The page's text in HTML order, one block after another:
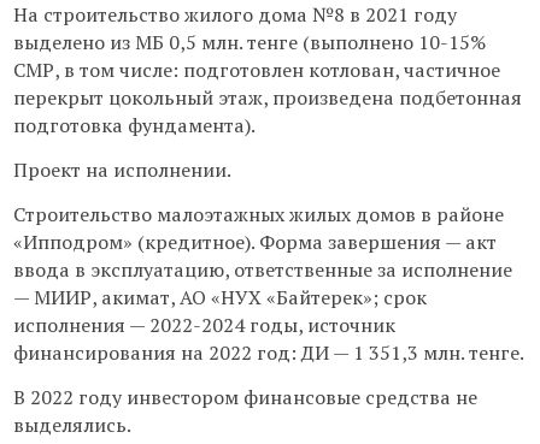
На строительство жилого дома №8 в 2021 году
выделено из МБ 0,5 млн. тенге (выполнено 10-15%
СМР, в том числе: подготовлен котлован, частичное
перекрыт цокольный этаж, произведена подбетонная
подготовка фундамента).
Проект на исполнении.
Строительство малоэтажных жилых домов в районе
«Ипподром» (кредитное). Форма завершения — акт
ввода в эксплуатацию, ответственные за исполнение
— МИИР, акимат, АО «НУХ «Байтерек»; срок
исполнения — 2022-2024 годы, источник
финансирования на 2022 год: ДИ — 1 351,3 млн. тенге.
В 2022 году инвестором финансовые средства не
выделялись.